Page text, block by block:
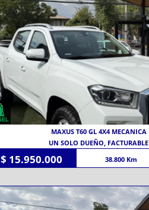
MAXUS T60 GL 4X4 MECANICA
UN SOLO DUEÑO, FACTURABLE
$ 15.950.000 38.800 Km